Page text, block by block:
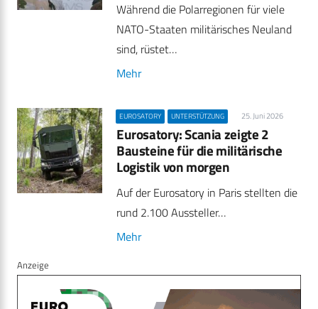
Während die Polarregionen für viele
NATO-Staaten militärisches Neuland
sind, rüstet…
Mehr
EUROSATORY UNTERSTÜTZUNG 25. Juni 2026
Eurosatory: Scania zeigte 2
Bausteine für die militärische
Logistik von morgen
Auf der Eurosatory in Paris stellten die
rund 2.100 Aussteller…
Mehr
Anzeige